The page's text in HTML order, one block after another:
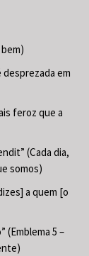
em
feroz que a
(Cada dia,
somos)
a quem [o
(Emblema 5 –